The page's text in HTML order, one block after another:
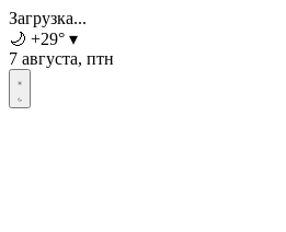
Загрузка...
🌙 +29° ▾
7 августа, птн